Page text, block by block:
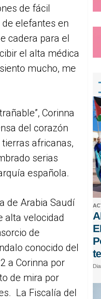
de fácil
elefantes en
cadera para el
el alta médica
mucho, me
Corinna
del corazón
africanas,
serias
española.
de Arabia Saudí
alta velocidad
de
conocido del
a Corinna por
de mira por
La Fiscalía del